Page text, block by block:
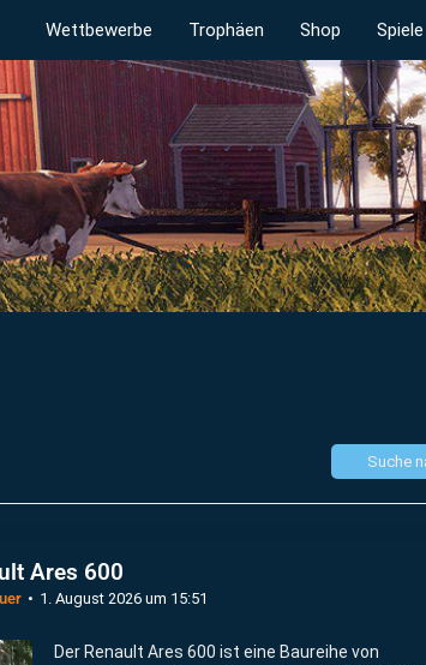
Wettbewerbe Trophäen Shop Spiele
Suche
Ares 600
1. August 2026 um 15:51
Der Renault Ares 600 ist eine Baureihe von